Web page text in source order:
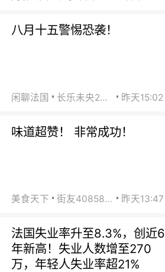
八月十五警惕恐袭！
闲聊法国 长乐未央2015 昨天15:02
味道超赞！ 非常成功！
美食天下 街友40858442 昨天13:47
法国失业率升至8.3%，创近6
年新高！失业人数增至270
万，年轻人失业率超21%